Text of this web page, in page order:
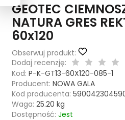
GEOTEC
NATURA GRES
60x120
Obserwuj produkt:
Dodaj recenzję:
Kod: P-K-GT13-60X120-085-1
Producent: NOWA GALA
Kod producenta:
Waga: 25.20 kg
Dostępność: Jest